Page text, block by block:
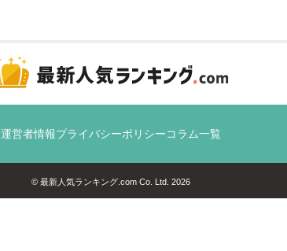
運営者情報プライバシーポリシーコラム一覧
© 最新人気ランキング.com Co. Ltd. 2026